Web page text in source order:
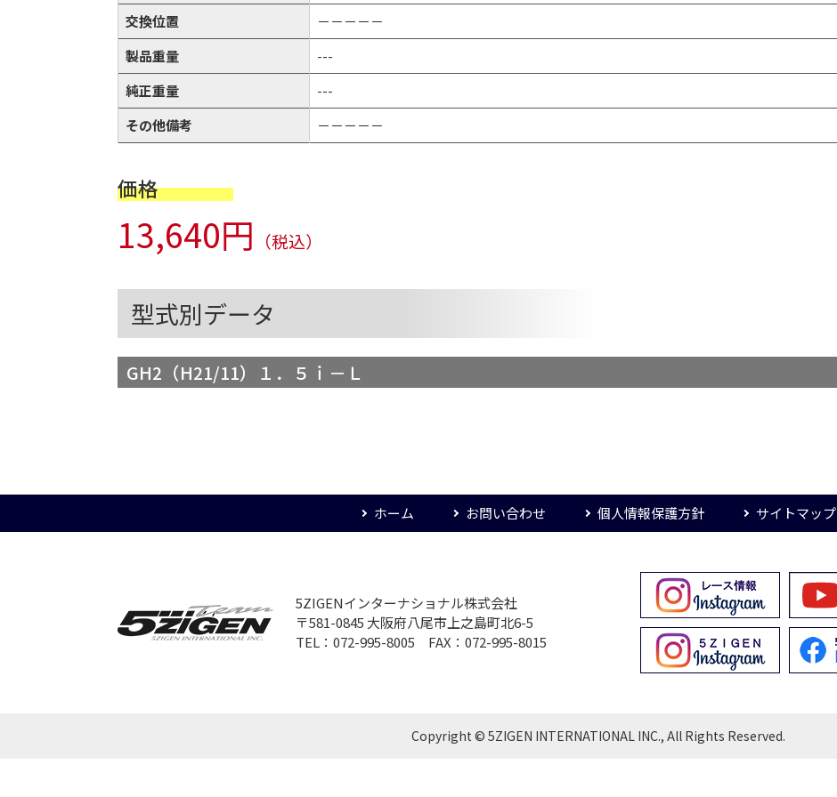
交換位置
－－－－－
製品重量
---
純正重量
---
その他備考
－－－－－
価格
13,640円 （税込）
型式別データ
GH2（H21/11）１．５ｉ－Ｌ
ホーム お問い合わせ 個人情報保護方針 サイトマップ
5ZIGENインターナショナル株式会社
〒581-0845 大阪府八尾市上之島町北6-5
TEL：072-995-8005 FAX：072-995-8015
Copyright © 5ZIGEN INTERNATIONAL INC., All Rights Reserved.